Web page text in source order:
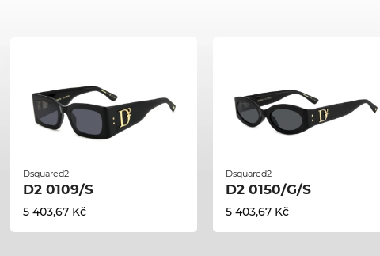
Dsquared2
D2 0109/S
5 403,67 Kč
Dsquared2
D2 0150/G/S
5 403,67 Kč